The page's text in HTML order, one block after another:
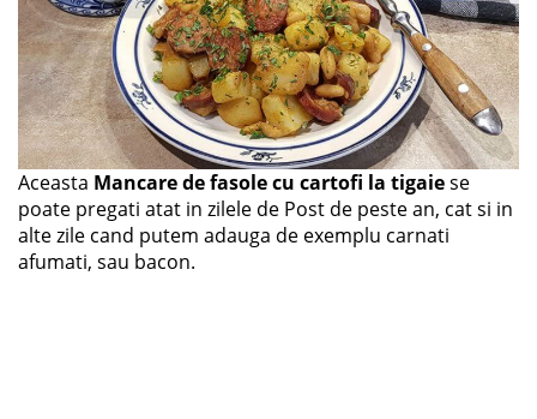
Aceasta Mancare de fasole cu cartofi la tigaiese
poate pregati atat in zilele de Post de peste an, cat si in
alte zile cand putem adauga de exemplu carnati
afumati, sau bacon.